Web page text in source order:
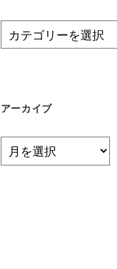
カ
テ
ー
アーカイブ
ア
ー